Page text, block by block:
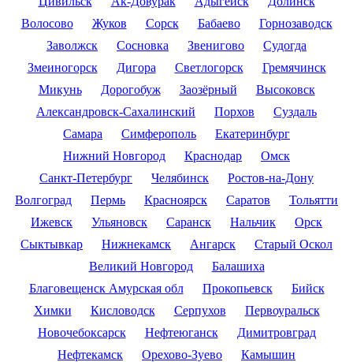
Волосово
Жуков Сорск Бабаево
Горнозаводск
Заволжск
Сосновка Звенигово
Судогда
Змеиногорск
Дигора Светлогорск
Гремячинск
Микунь
Дорогобуж Заозёрный
Высоковск
Александровск-Сахалинский
Порхов
Суздаль
Самара
Симферополь
Екатеринбург
Нижний Новгород
Краснодар
Омск
Санкт-Петербург
Челябинск
Ростов-на-Дону
Волгоград
Пермь Красноярск Саратов
Тольятти
Ижевск
Ульяновск Саранск Нальчик
Орск
Сыктывкар
Нижнекамск Ангарск
Старый Оскол
Великий Новгород
Балашиха
Благовещенск Амурская обл
Прокопьевск
Бийск
Химки
Кисловодск Серпухов
Первоуральск
Новочебоксарск
Нефтеюганск
Димитровград
Нефтекамск
Орехово-Зуево Камышин